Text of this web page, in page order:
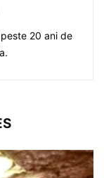
20 ani de